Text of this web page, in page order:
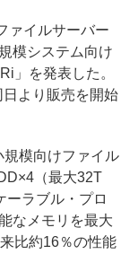
ァイルサーバー
模システム向け
」を発表した。
より販売を開始
模向けファイル
（最大32T
ーラブル・プロ
なメモリを最大
比約16％の性能